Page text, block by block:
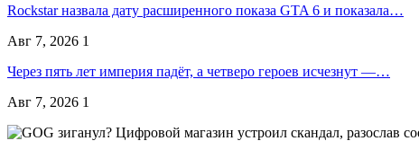
Rockstar назвала дату расширенного показа GTA 6 и показала…
Авг 7, 2026 1
Через пять лет империя падёт, а четверо героев исчезнут —…
Авг 7, 2026 1